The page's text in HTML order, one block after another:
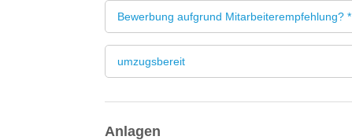
Bewerbung aufgrund Mitarbeiterempfehlung? *
umzugsbereit
Anlagen